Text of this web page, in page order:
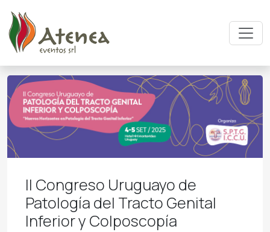
II Congreso Uruguayo de
Patología del Tracto Genital
Inferior y Colposcopía